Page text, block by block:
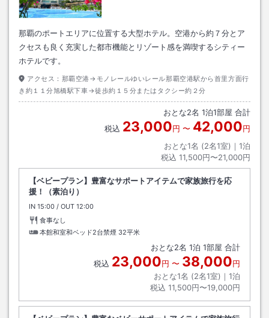
那覇のポートエリアに位置する大型ホテル。空港から約７分とア
クセスも良く充実した都市機能とリゾート感を満喫するシティー
ホテルです。
アクセス： 那覇空港→モノレールゆいレール那覇空港駅から首里方面行
き約１１分旭橋駅下車→徒歩約１５分またはタクシー約２分
おとな2名 1泊1部屋 合計
税込 23,000円 〜 42,000円
おとな1名 (2名1室)｜ 1泊
税込 11,500円〜21,000円
【ベビープラン】豊富なサポートアイテムで家族旅行を応
援！（素泊り）
IN チェックイン
15:00 / OUT チェックアウト
12:00
食事なし
本館和室和ベッド2台禁煙 32平米
おとな2名 1泊 1部屋 合計
税込 23,000円 〜 38,000円
おとな1名 (2名1室)｜ 1泊
税込 11,500円〜19,000円